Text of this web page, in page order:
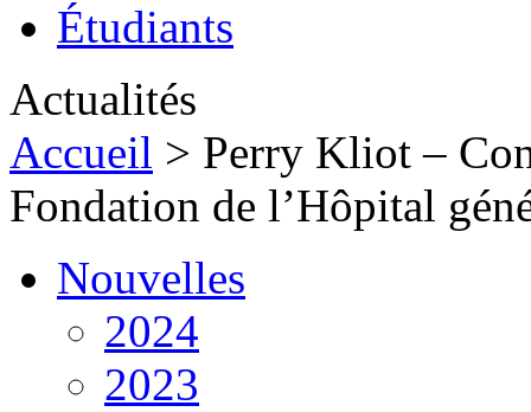
Étudiants
Actualités
Accueil > Perry Kliot –
Fondation de l’Hôpital
Nouvelles
2024
2023